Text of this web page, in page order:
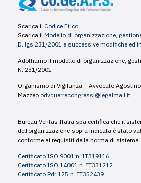
Scarica il Codice Etico
Scarica il Modello di organizzazione,
D. lgs 231/2001 e successive modifiche ed
Adottiamo il modello di organizzazione,
N. 231/2001
Organismo di Vigilanza – Avvocato Agostino
Mazzeo odvduerrecongressi@legalmail.it
Bureau Veritas Italia spa certifica che il
dell’organizzazione sopra indicata è stato
conforme ai requisiti della norma di sistema
Certificato ISO 9001 n. IT319116
Certificato ISO 14001 n. IT331212
Certificato Pdr 125 n. IT352439